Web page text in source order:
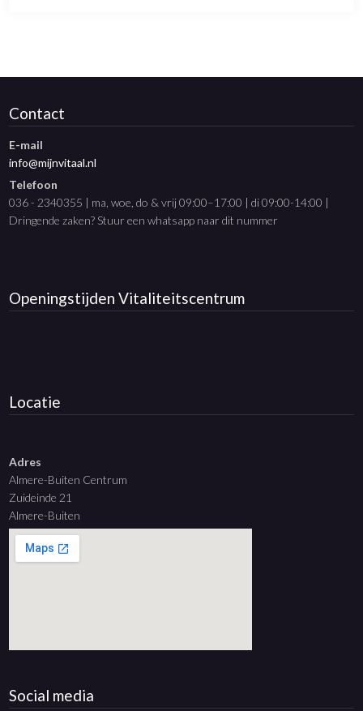
Contact
E-mail
info@mijnvitaal.nl
Telefoon
036 - 2340355 | ma, woe, do & vrij 09:00–17:00 | di 09:00-14:00 |
Dringende zaken? Stuur een whatsapp naar dit nummer
OpeningstijdenVitaliteitscentrum
Locatie
Adres
Almere-Buiten Centrum
Zuideinde 21
Almere-Buiten
Social media